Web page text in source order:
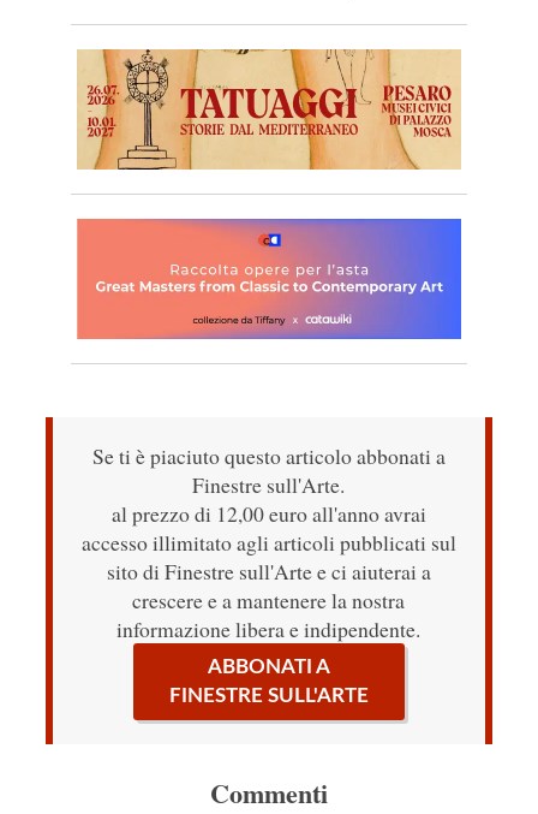
Se ti è piaciuto questo articolo abbonati a
Finestre sull'Arte.
al prezzo di 12,00 euro all'anno avrai
accesso illimitato agli articoli pubblicati sul
sito di Finestre sull'Arte e ci aiuterai a
crescere e a mantenere la nostra
informazione libera e indipendente.
ABBONATI A
FINESTRE SULL'ARTE
Commenti